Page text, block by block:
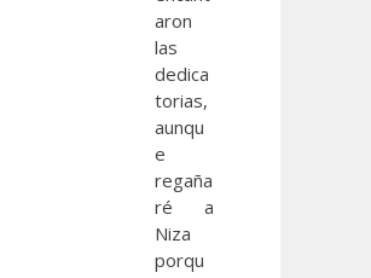
aron
las
dedica
torias,
aunqu
e
regaña
ré a
Niza
porqu